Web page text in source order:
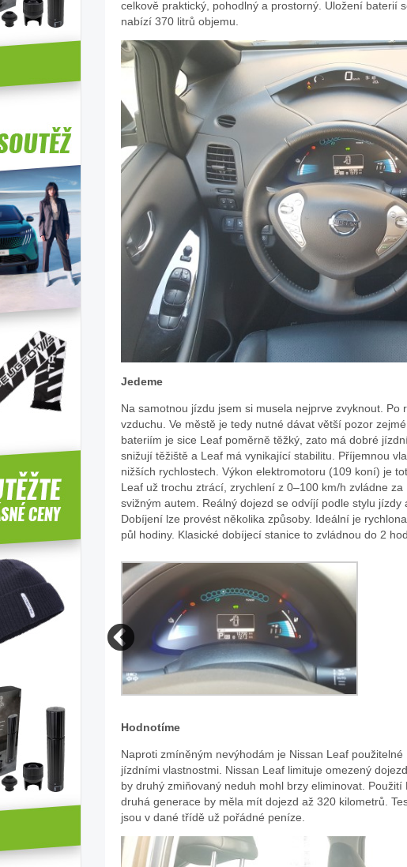
celkově praktický, pohodlný a prostorný. Uložení baterií
nabízí 370 litrů objemu.
Jedeme
Na samotnou jízdu jsem si musela nejprve zvyknout. Po
vzduchu. Ve městě je tedy nutné dávat větší pozor
bateriím je sice Leaf poměrně těžký, zato má dobré
snižují těžiště a Leaf má vynikající stabilitu. Příjemnou
nižších rychlostech. Výkon elektromotoru (109 koní) je
Leaf už trochu ztrácí, zrychlení z 0–100 km/h zvládne
svižným autem. Reálný dojezd se odvíjí podle stylu
Dobíjení lze provést několika způsoby. Ideální je
půl hodiny. Klasické dobíjecí stanice to zvládnou do 2
Hodnotíme
Naproti zmíněným nevýhodám je Nissan Leaf
jízdními vlastnostmi. Nissan Leaf limituje omezený
by druhý zmiňovaný neduh mohl brzy eliminovat.
druhá generace by měla mít dojezd až 320 kilometrů.
jsou v dané třídě už pořádné peníze.